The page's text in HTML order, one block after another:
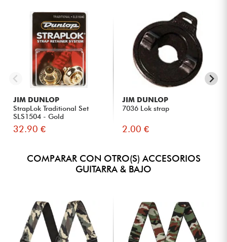
JIM DUNLOP
StrapLok Traditional Set
SLS1504 - Gold
32.90 €
JIM DUNLOP
7036 Lok strap
2.00 €
COMPARAR CON OTRO(S) ACCESORIOS
GUITARRA & BAJO